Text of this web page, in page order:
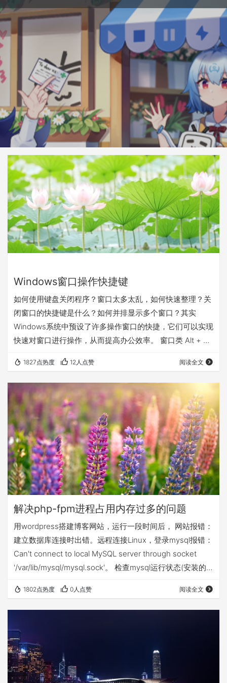
Windows窗口操作快捷键
如何使用键盘关闭程序？窗口太多太乱，如何快速整理？关
闭窗口的快捷键是什么？如何并排显示多个窗口？其实
Windows系统中预设了许多操作窗口的快捷，它们可以实现
快速对窗口进行操作，从而提高办公效率。 窗口类 Alt + 空
个菜单，菜单上有提示，再次按下不同字母按键可以对窗口
进行不同操作：再次按下X键：最大化窗口、N键：最小化
(后台)窗口、C键：关闭当前窗口、R键：还原上一次窗口缩
放的大小。 AlT + F4 关闭当前窗口/程序 不太好用，两个按
键距离太远，…
1827点热度 12人点赞 阅读全文
解决php-fpm进程占用内存过多的问题
用wordpress搭建博客网站，运行一段时间后， 网站报错：
建立数据库连接时出错。远程连接Linux，登录mysql报错：
Can't connect to local MySQL server through socket
'/var/lib/mysql/mysql.sock'。 检查mysql运行状态(安装的
段时间后又出现数据库挂掉了这种情况，登录阿里云控制台
发现服务器内存占用量接近上限，那么得进系统看看是什么
1802点热度 0人点赞 阅读全文